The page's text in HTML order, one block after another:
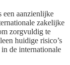
een aanzienlijke
zakelijke
zorgvuldig te
huidige risico’s
de internationale